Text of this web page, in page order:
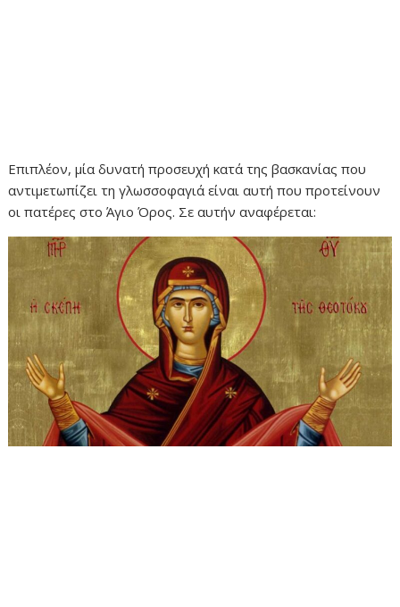
Επιπλέον, μία δυνατή προσευχή κατά της βασκανίας που
αντιμετωπίζει τη γλωσσοφαγιά είναι αυτή που προτείνουν
οι πατέρες στο Άγιο Όρος. Σε αυτήν αναφέρεται: